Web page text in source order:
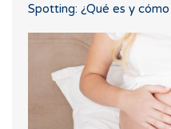
Spotting: ¿Qué es y